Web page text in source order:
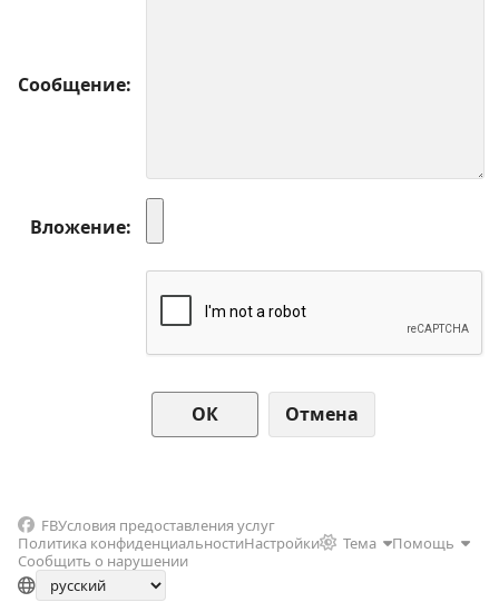
Сообщение
Вложение
Отмена
FBУсловия предоставления услуг
Политика конфиденциальностиНастройки Тема
Помощь
Сообщить о нарушении